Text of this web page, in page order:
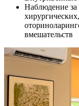
Наблюдение
вмешательств